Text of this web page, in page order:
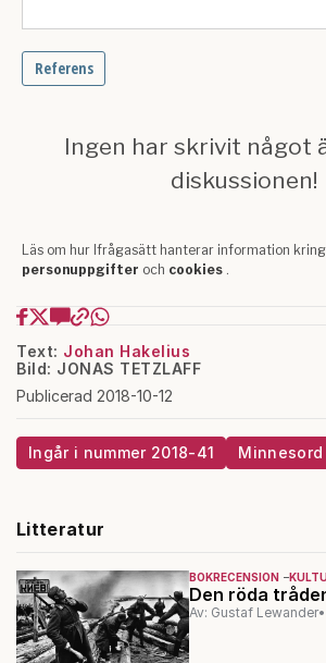
Text: Johan Hakelius
Bild: JONAS TETZLAFF
Publicerad 2018-10-12
Ingår i nummer 2018-41 Minnesord
Litteratur
BOKRECENSION
Den röda
Av: Gustaf Lewander•